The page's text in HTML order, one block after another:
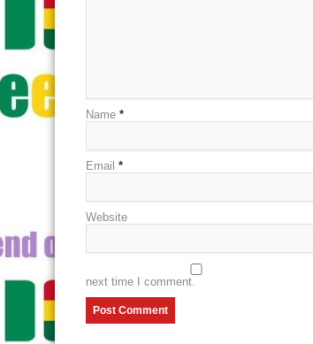
Name *
Email *
Website
next time I comment.